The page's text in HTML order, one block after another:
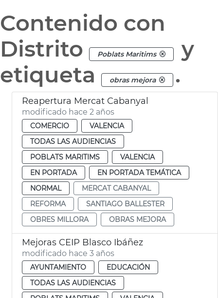
Contenido con
Distrito
Poblats Maritims
y
etiqueta
obras mejora .
Reapertura Mercat Cabanyal
modificado hace 2 años
COMERCIO
VALENCIA
TODAS LAS AUDIENCIAS
POBLATS MARITIMS
VALENCIA
EN PORTADA
EN PORTADA TEMÁTICA
NORMAL
MERCAT CABANYAL
REFORMA
SANTIAGO BALLESTER
OBRES MILLORA
OBRAS MEJORA
Mejoras CEIP Blasco Ibáñez
modificado hace 3 años
AYUNTAMIENTO
EDUCACIÓN
TODAS LAS AUDIENCIAS